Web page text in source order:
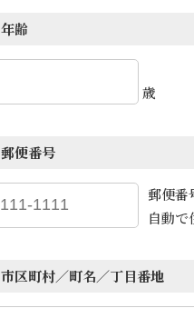
年齢
歳
郵便番号
郵便番
自動で
市区町村／町名／丁目番地